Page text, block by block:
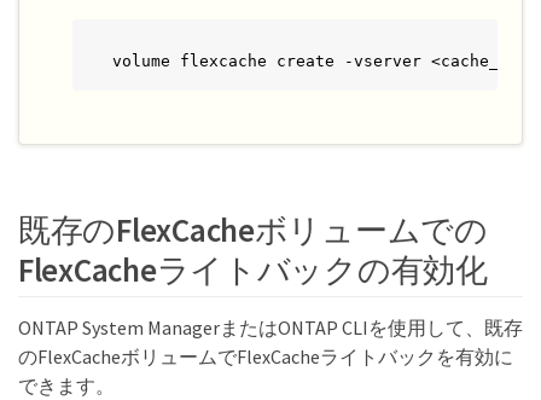
volume flexcache create -vserver
既存のFlexCacheボリュームでの
FlexCacheライトバックの有効化
ONTAP System ManagerまたはONTAP CLIを使用して、既存
のFlexCacheボリュームでFlexCacheライトバックを有効に
できます。